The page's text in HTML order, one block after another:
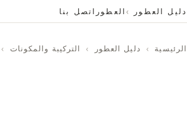
دليل العطور العطور اتصل بنا
الرئيسية › دليل العطور › التركيبة والمكونات ›